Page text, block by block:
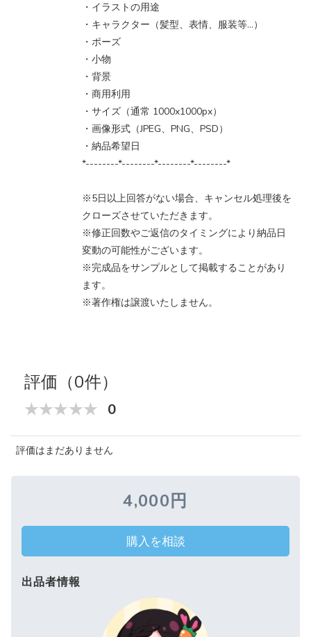
・イラストの用途
・キャラクター（髪型、表情、服装等…）
・ポーズ
・小物
・背景
・商用利用
・サイズ（通常 1000x1000px）
・画像形式（JPEG、PNG、PSD）
・納品希望日
*--------*--------*--------*--------*
※5日以上回答がない場合、キャンセル処理後を
クローズさせていただきます。
※修正回数やご返信のタイミングにより納品日
変動の可能性がございます。
※完成品をサンプルとして掲載することがあり
ます。
※著作権は譲渡いたしません。
評価（0件）
0
評価はまだありません
4,000円
購入を相談
出品者情報